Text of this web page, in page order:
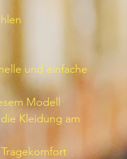
und einfache
Modell
Kleidung am